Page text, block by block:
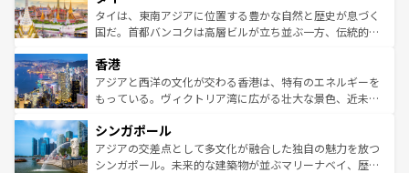
わってみてほしい。 なお、新着の韓国情報はコンテンツ一
覧を参照してほしい。
ーチミン市のフランス統治時代の建物も、独特の雰囲気を
醸し出している。また、バラエティの豊かさとおいしさで
とつ。フォーやバインミー、ベトナムコーヒーなどは、ぜ
ひ現地で味わいたい。どの地域を訪れてもあたたかい人々
が旅行者を迎えてくれるので、きっと忘れられない旅にな
参照してほしい。
タイは、東南アジアに位置する豊かな自然と歴史が息づく
国だ。首都バンコクは高層ビルが立ち並ぶ一方、伝統的な
の活気が交差している。北部ではチェンマイなどの山岳地
帯で自然と触れ合い、南部ではプーケットやクラビの美し
いビーチでリゾート気分を楽しむことができる。タイ料理
激する。気候は一年中温暖で、どの季節にも異なる楽しみ
が待っている。親しみやすいタイの人々、仏教を中心とし
た文化、そして多様な観光資源が、訪れる旅人を魅了し続
香港
アジアと西洋の文化が交わる香港は、特有のエネルギーを
もっている。ヴィクトリア湾に広がる壮大な景色、近未来
み、どこを訪れても感動するはず。観光スポットが密集し
ており、効率よく見どころを回れるのも魅力。息をのむよ
うな絶景から文化的な体験まで、香港を存分に楽しみ尽く
シンガポール
アジアの交差点として多文化が融合した独自の魅力を放つ
シンガポール。未来的な建築物が並ぶマリーナベイ、歴史